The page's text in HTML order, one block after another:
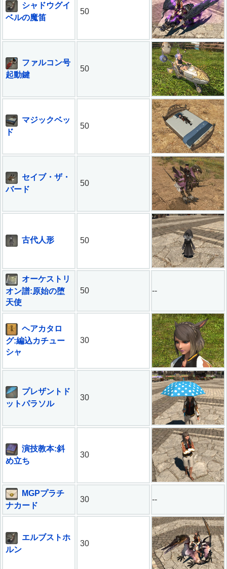
シャドウグイ
ベルの魔笛
50
ファルコン号
起動鍵
50
マジックベッ
ド
50
セイブ・ザ・
バード
50
古代人形 50
オーケストリ
オン譜:原始の堕
天使
50 --
ヘアカタロ
グ:編込カチュー
シャ
30
プレザントド
ットパラソル
30
演技教本:斜
め立ち
30
MGPプラチ
ナカード
30 --
エルブストホ
ルン
30